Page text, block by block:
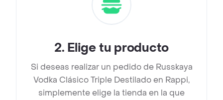
2. Elige tu producto
Si deseas realizar un pedido de Russkaya
Vodka Clásico Triple Destilado en Rappi,
simplemente elige la tienda en la que